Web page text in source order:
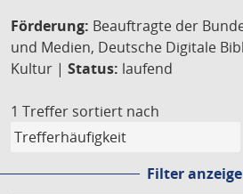
Förderung: Beauftragte der
und Medien, Deutsche Digitale
Kultur | Status: laufend
1 Treffer sortiert nach
Filter